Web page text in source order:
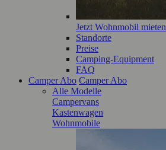
Jetzt Wohnmobil mieten
Standorte
Preise
Camping-Equipment
FAQ
Camper Abo Camper Abo
Alle Modelle
Campervans
Kastenwagen
Wohnmobile